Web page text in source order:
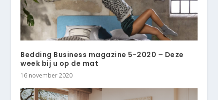
Bedding Business magazine 5-2020 – Deze
week bij u op de mat
16 november 2020